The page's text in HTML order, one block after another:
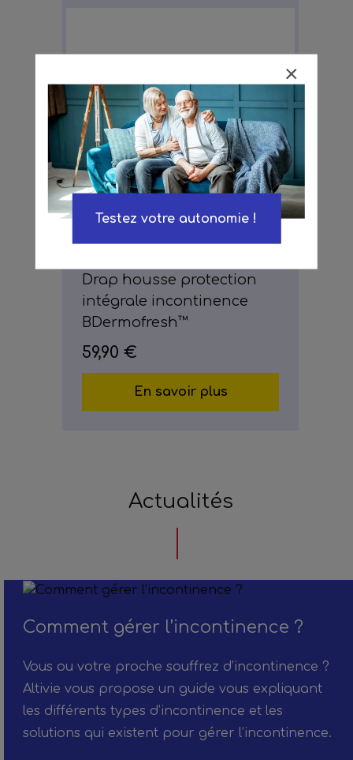
Drap housse protection
intégrale incontinence
BDermofresh™
59,90 €
En savoir plus
Actualités
Comment gérer l’incontinence ?
Vous ou votre proche souffrez d’incontinence ?
Altivie vous propose un guide vous expliquant
les différents types d’incontinence et les
solutions qui existent pour gérer l’incontinence.
Testez votre autonomie !